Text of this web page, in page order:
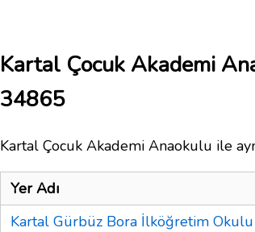
Kartal Çocuk Akademi
34865
Kartal Çocuk Akademi Anaokulu ile
Yer Adı
Kartal Gürbüz Bora İlköğretim Okulu